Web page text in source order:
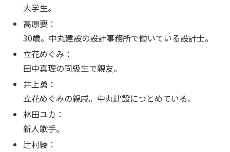
大学生。
高原要：
30歳。中丸建設の設計事務所で働いている設計士。
立花めぐみ：
田中真理の同級生で親友。
井上勇：
立花めぐみの親戚。中丸建設につとめている。
林田ユカ：
新人歌手。
辻村綾：